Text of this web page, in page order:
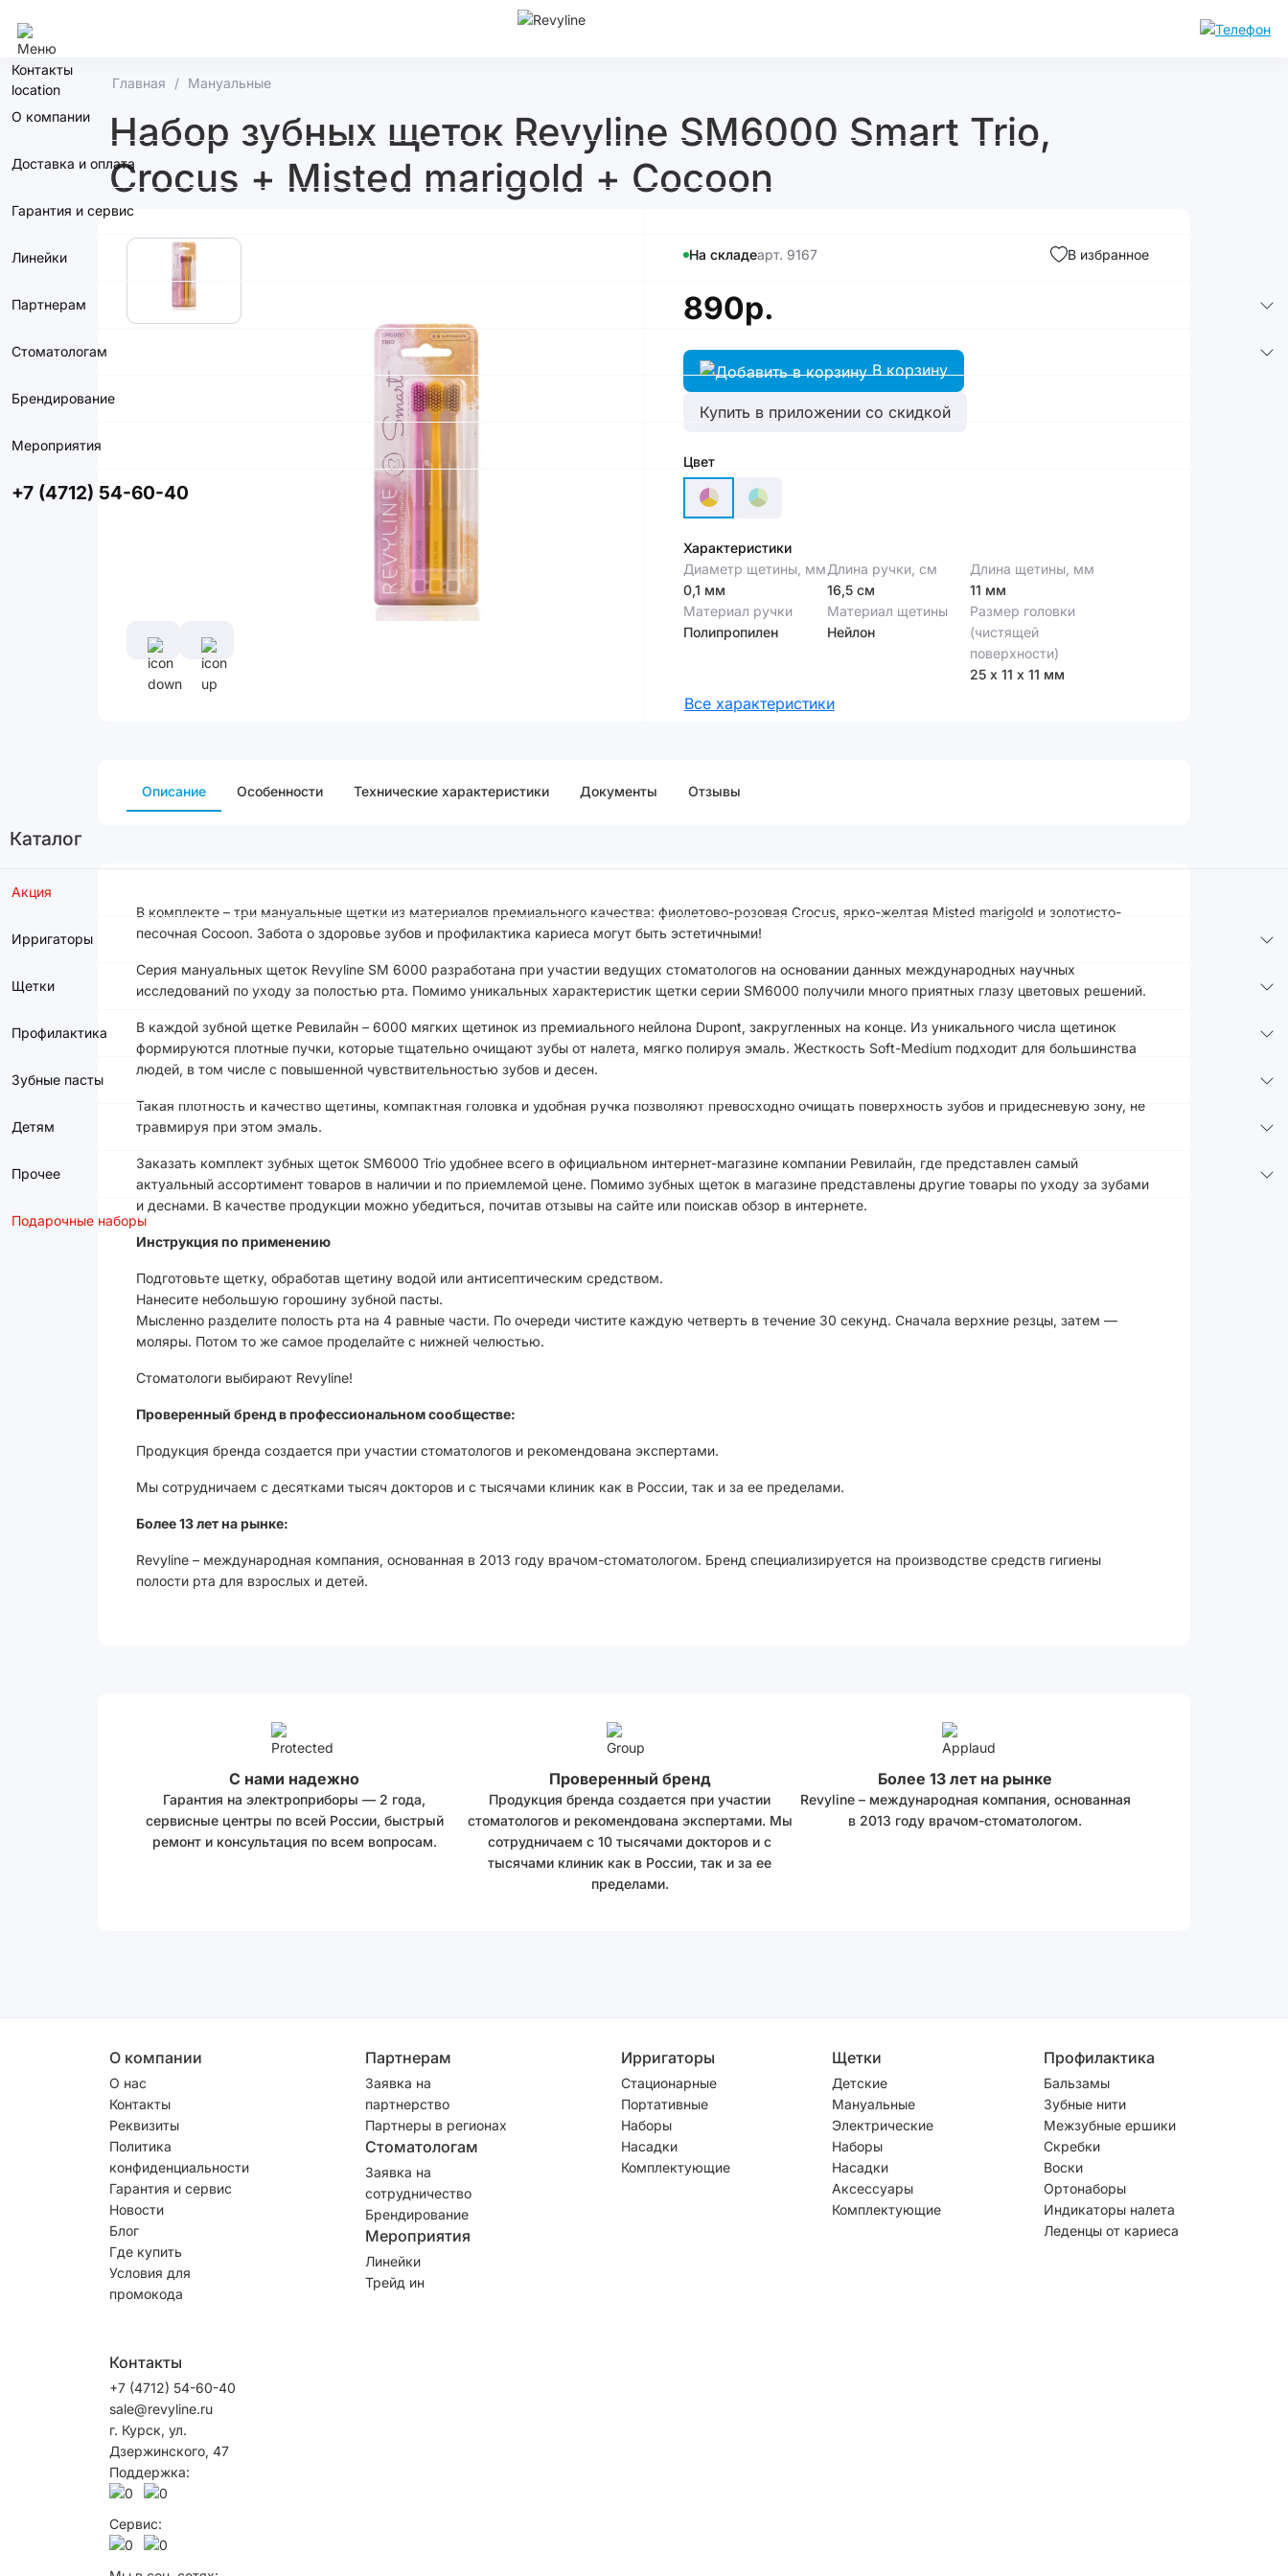
Контакты
О компании
Доставка и оплата
Гарантия и сервис
Линейки
Партнерам
Стоматологам
Брендирование
Мероприятия
+7 (4712) 54-60-40
Каталог
Акция
Ирригаторы
Щетки
Профилактика
Зубные пасты
Детям
Прочее
Подарочные наборы
Главная Мануальные
Набор зубных щеток Revyline SM6000 Smart Trio,
Crocus + Misted marigold + Cocoon
На складеарт. 9167 В избранное
890р.
В корзину
Купить в приложении со скидкой
Цвет
Характеристики
Диаметр щетины, мм
0,1 мм
Длина ручки, см
16,5 см
Длина щетины, мм
11 мм
Материал ручки
Полипропилен
Материал щетины
Нейлон
Размер головки
(чистящей
поверхности)
25 х 11 х 11 мм
Все характеристики
Описание Особенности Технические характеристики Документы Отзывы
В комплекте – три мануальные щетки из материалов премиального качества: фиолетово-розовая Crocus, ярко-желтая Misted marigold и золотисто-
песочная Cocoon. Забота о здоровье зубов и профилактика кариеса могут быть эстетичными!
Серия мануальных щеток Revyline SM 6000 разработана при участии ведущих стоматологов на основании данных международных научных
исследований по уходу за полостью рта. Помимо уникальных характеристик щетки серии SM6000 получили много приятных глазу цветовых решений.
В каждой зубной щетке Ревилайн – 6000 мягких щетинок из премиального нейлона Dupont, закругленных на конце. Из уникального числа щетинок
формируются плотные пучки, которые тщательно очищают зубы от налета, мягко полируя эмаль. Жесткость Soft-Medium подходит для большинства
людей, в том числе с повышенной чувствительностью зубов и десен.
Такая плотность и качество щетины, компактная головка и удобная ручка позволяют превосходно очищать поверхность зубов и придесневую зону, не
травмируя при этом эмаль.
Заказать комплект зубных щеток SM6000 Trio удобнее всего в официальном интернет-магазине компании Ревилайн, где представлен самый
актуальный ассортимент товаров в наличии и по приемлемой цене. Помимо зубных щеток в магазине представлены другие товары по уходу за зубами
и деснами. В качестве продукции можно убедиться, почитав отзывы на сайте или поискав обзор в интернете.
Инструкция по применению
Подготовьте щетку, обработав щетину водой или антисептическим средством.
Нанесите небольшую горошину зубной пасты.
Мысленно разделите полость рта на 4 равные части. По очереди чистите каждую четверть в течение 30 секунд. Сначала верхние резцы, затем —
моляры. Потом то же самое проделайте с нижней челюстью.
Стоматологи выбирают Revyline!
Проверенный бренд в профессиональном сообществе:
Продукция бренда создается при участии стоматологов и рекомендована экспертами.
Мы сотрудничаем с десятками тысяч докторов и с тысячами клиник как в России, так и за ее пределами.
Более 13 лет на рынке:
Revyline – международная компания, основанная в 2013 году врачом-стоматологом. Бренд специализируется на производстве средств гигиены
полости рта для взрослых и детей.
С нами надежно
Гарантия на электроприборы — 2 года,
сервисные центры по всей России, быстрый
ремонт и консультация по всем вопросам.
Проверенный бренд
Продукция бренда создается при участии
стоматологов и рекомендована экспертами. Мы
сотрудничаем с 10 тысячами докторов и с
тысячами клиник как в России, так и за ее
пределами.
Более 13 лет на рынке
Revyline – международная компания, основанная
в 2013 году врачом-стоматологом.
О компании
О нас
Контакты
Реквизиты
Политика
конфиденциальности
Гарантия и сервис
Новости
Блог
Где купить
Условия для
промокода
Партнерам
Заявка на
партнерство
Партнеры в регионах
Стоматологам
Заявка на
сотрудничество
Брендирование
Мероприятия
Линейки
Трейд ин
Ирригаторы
Стационарные
Портативные
Наборы
Насадки
Комплектующие
Щетки
Детские
Мануальные
Электрические
Наборы
Насадки
Аксессуары
Комплектующие
Профилактика
Бальзамы
Зубные нити
Межзубные ершики
Скребки
Воски
Ортонаборы
Индикаторы налета
Леденцы от кариеса
Контакты
+7 (4712) 54-60-40
sale@revyline.ru
г. Курск, ул.
Дзержинского, 47
Поддержка:
Сервис: